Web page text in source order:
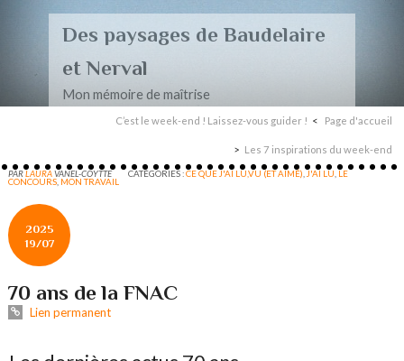
Des paysages de Baudelaire
et Nerval
Mon mémoire de maîtrise
C’est le week-end ! Laissez-vous guider ! Page d'accueil
Les 7 inspirations du week-end
PARLAURAVANEL-COYTTE CATÉGORIES :CE QUE J'AI LU,VU (ET AIMÉ) ,J'AI LU ,LE
CONCOURS MON TRAVAIL
2025
19/07
70 ans de la FNAC
Lien permanent